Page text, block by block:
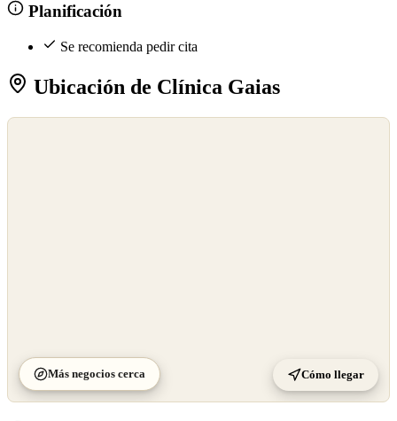
Planificación
Se recomienda pedir cita
Ubicación de Clínica Gaias
Más negocios cerca Cómo llegar